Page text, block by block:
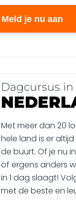
Meld je nu aan
Dagcursus in
Met meer dan 20
hele land is er
de buurt. Of je nu
of ergens anders
in 1 dag slaagt!
met de beste en